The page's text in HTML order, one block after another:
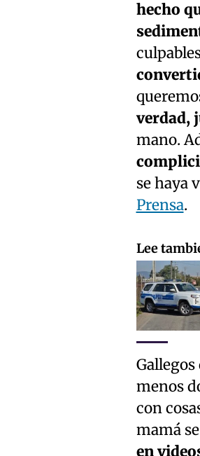
hecho
verdad,
mano.
se haya
Prensa.
Lee
menos
con
mamá
en